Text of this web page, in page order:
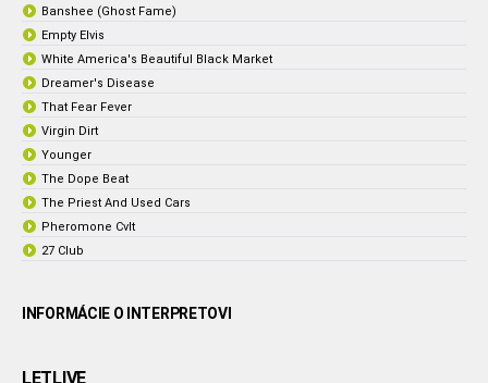
Banshee (Ghost Fame)
Empty Elvis
White America's Beautiful Black Market
Dreamer's Disease
That Fear Fever
Virgin Dirt
Younger
The Dope Beat
The Priest And Used Cars
Pheromone Cvlt
27 Club
INFORMÁCIE O INTERPRETOVI
LETLIVE